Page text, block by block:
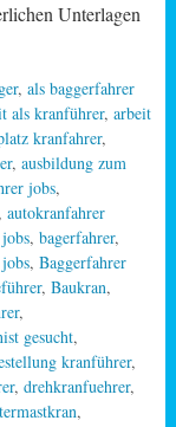
Unterlagen
, als baggerfahrer
als kranführer, arbeit
kranfahrer,
, ausbildung zum
jobs,
autokranfahrer
, bagerfahrer,
, Baggerfahrer
, Baukran,
,
gesucht,
kranführer,
, drehkranfuehrer,
,